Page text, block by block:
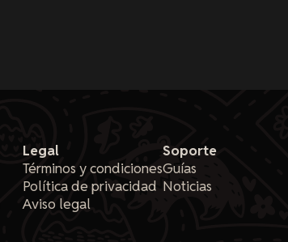
Legal
Términos y condiciones
Política de privacidad
Aviso legal
Soporte
Guías
Noticias